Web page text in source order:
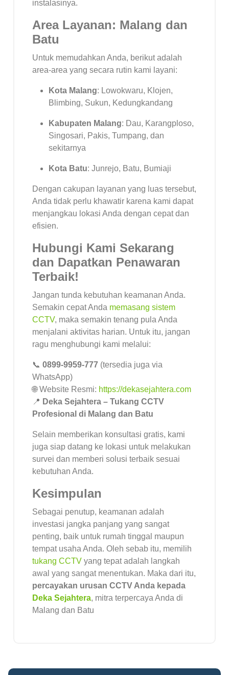
instalasinya.
Area Layanan: Malang dan
Batu
Untuk memudahkan Anda, berikut adalah
area-area yang secara rutin kami layani:
Kota Malang: Lowokwaru, Klojen,
Blimbing, Sukun, Kedungkandang
Kabupaten Malang: Dau, Karangploso,
Singosari, Pakis, Tumpang, dan
sekitarnya
Kota Batu: Junrejo, Batu, Bumiaji
Dengan cakupan layanan yang luas tersebut,
Anda tidak perlu khawatir karena kami dapat
menjangkau lokasi Anda dengan cepat dan
efisien.
Hubungi Kami Sekarang
dan Dapatkan Penawaran
Terbaik!
Jangan tunda kebutuhan keamanan Anda.
Semakin cepat Anda memasang sistem
CCTV, maka semakin tenang pula Anda
menjalani aktivitas harian. Untuk itu, jangan
ragu menghubungi kami melalui:
📞 0899-9959-777 (tersedia juga via
WhatsApp)
🌐 Website Resmi: https://dekasejahtera.com
📍 Deka Sejahtera – Tukang CCTV
Profesional di Malang dan Batu
Selain memberikan konsultasi gratis, kami
juga siap datang ke lokasi untuk melakukan
survei dan memberi solusi terbaik sesuai
kebutuhan Anda.
Kesimpulan
Sebagai penutup, keamanan adalah
investasi jangka panjang yang sangat
penting, baik untuk rumah tinggal maupun
tempat usaha Anda. Oleh sebab itu, memilih
tukang CCTV yang tepat adalah langkah
awal yang sangat menentukan. Maka dari itu,
percayakan urusan CCTV Anda kepada
Deka Sejahtera, mitra terpercaya Anda di
Malang dan Batu